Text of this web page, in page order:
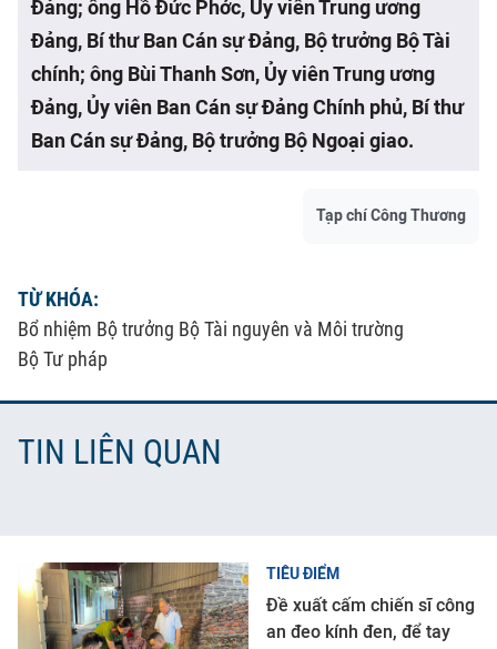
Đảng; ông Hồ Đức Phớc, Ủy viên Trung ương
Đảng, Bí thư Ban Cán sự Đảng, Bộ trưởng Bộ Tài
chính; ông Bùi Thanh Sơn, Ủy viên Trung ương
Đảng, Ủy viên Ban Cán sự Đảng Chính phủ, Bí thư
Ban Cán sự Đảng, Bộ trưởng Bộ Ngoại giao.
Tạp chí Công Thương
TỪ KHÓA:
Bổ nhiệm Bộ trưởng Bộ Tài nguyên và Môi trường
Bộ Tư pháp
TIN LIÊN QUAN
TIÊU ĐIỂM
Đề xuất cấm chiến sĩ công
an đeo kính đen, để tay